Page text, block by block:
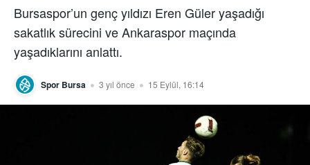
Bursaspor’un genç yıldızı Eren Güler yaşadığı
sakatlık sürecini ve Ankaraspor maçında
yaşadıklarını anlattı.
Spor Bursa 3 yıl önce 15 Eylül, 16:14